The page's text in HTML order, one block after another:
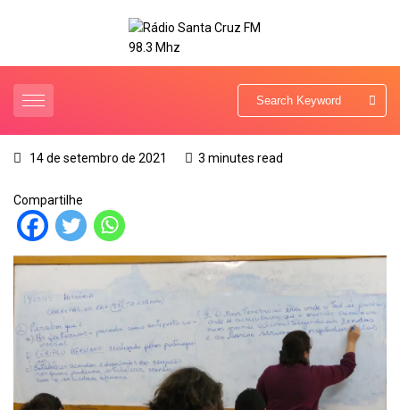
14 de setembro de 2021 3 minutes read
Compartilhe